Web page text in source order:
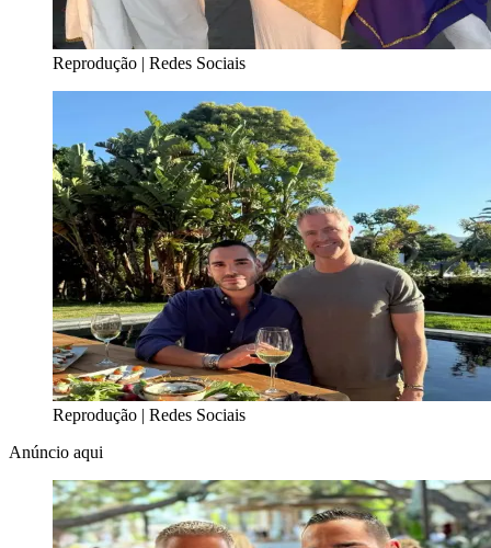
Reprodução | Redes Sociais
Reprodução | Redes Sociais
Anúncio aqui